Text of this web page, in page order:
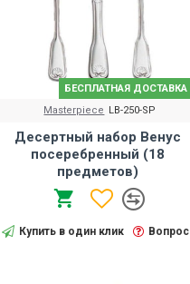
БЕСПЛАТНАЯ ДОСТАВКА
Masterpiece LB-250-SP
Десертный набор Венус
посеребренный (18
предметов)
Купить в один клик Вопрос